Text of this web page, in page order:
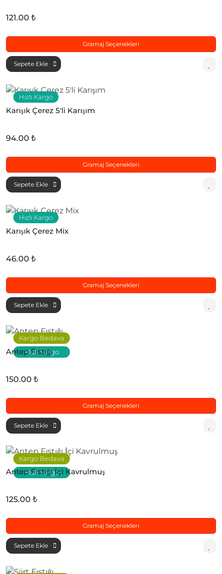
121.00 ₺
Gramaj Seçenekleri
Sepete Ekle
Hızlı Kargo
Karışık Çerez 5'li Karışım
94.00 ₺
Gramaj Seçenekleri
Sepete Ekle
Hızlı Kargo
Karışık Çerez Mix
46.00 ₺
Gramaj Seçenekleri
Sepete Ekle
Kargo Bedava
Hızlı Kargo
Antep Fıstığı
150.00 ₺
Gramaj Seçenekleri
Sepete Ekle
Kargo Bedava
Hızlı Kargo
Antep Fıstığı İçi Kavrulmuş
125.00 ₺
Gramaj Seçenekleri
Sepete Ekle